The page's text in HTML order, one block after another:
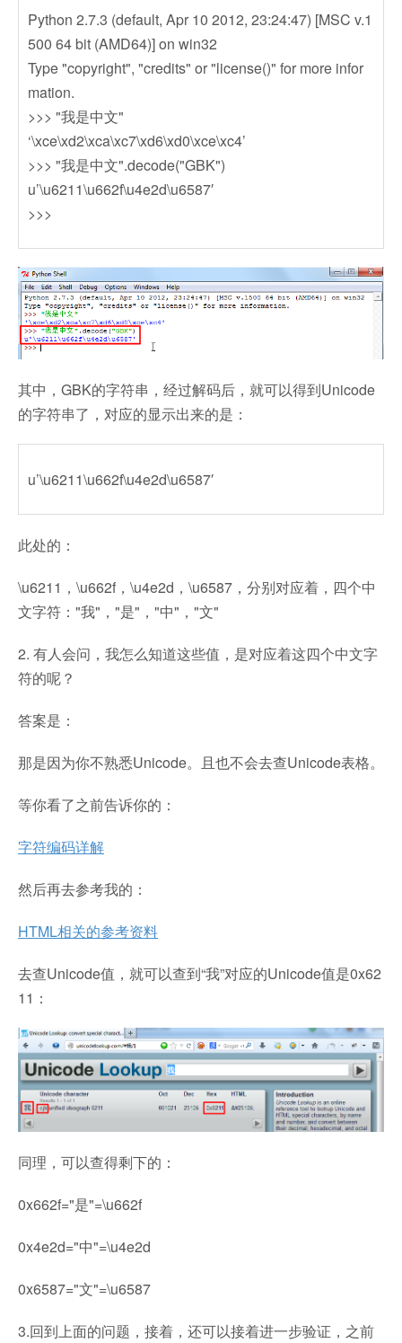
Python 2.7.3 (default, Apr 10 2012, 23:24:47) [MSC v.1
500 64 bit (AMD64)] on win32
Type "copyright", "credits" or "license()" for more infor
mation.
>>> "我是中文"
‘\xce\xd2\xca\xc7\xd6\xd0\xce\xc4’
>>> "我是中文".decode("GBK")
u’\u6211\u662f\u4e2d\u6587′
>>>
其中，GBK的字符串，经过解码后，就可以得到Unicode
的字符串了，对应的显示出来的是：
u’\u6211\u662f\u4e2d\u6587′
此处的：
\u6211，\u662f，\u4e2d，\u6587，分别对应着，四个中
文字符："我"，"是"，"中"，"文"
2. 有人会问，我怎么知道这些值，是对应着这四个中文字
符的呢？
答案是：
那是因为你不熟悉Unicode。且也不会去查Unicode表格。
等你看了之前告诉你的：
字符编码详解
然后再去参考我的：
HTML相关的参考资料
去查Unicode值，就可以查到“我”对应的Unicode值是0x62
11：
同理，可以查得剩下的：
0x662f="是"=\u662f
0x4e2d="中"=\u4e2d
0x6587="文"=\u6587
3.回到上面的问题，接着，还可以接着进一步验证，之前